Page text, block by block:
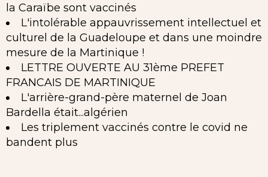
la Caraïbe sont vaccinés
L'intolérable appauvrissement intellectuel et
culturel de la Guadeloupe et dans une moindre
mesure de la Martinique !
LETTRE OUVERTE AU 31ème PREFET
FRANCAIS DE MARTINIQUE
L'arrière-grand-père maternel de Joan
Bardella était...algérien
Les triplement vaccinés contre le covid ne
bandent plus